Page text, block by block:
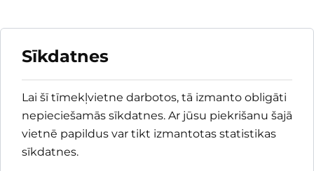
Sīkdatnes
Lai šī tīmekļvietne darbotos, tā izmanto obligāti
nepieciešamās sīkdatnes. Ar jūsu piekrišanu šajā
vietnē papildus var tikt izmantotas statistikas
sīkdatnes.